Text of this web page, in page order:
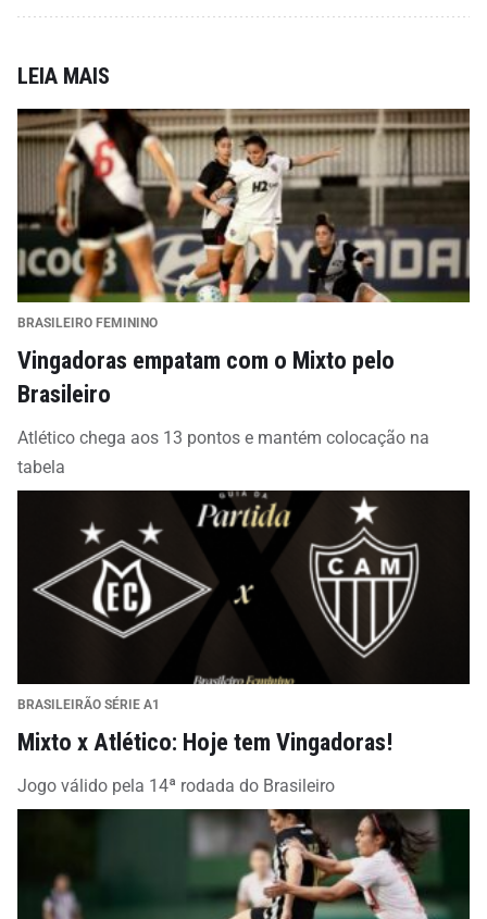
LEIA MAIS
BRASILEIRO FEMININO
Vingadoras empatam com o Mixto pelo
Brasileiro
Atlético chega aos 13 pontos e mantém colocação na
tabela
BRASILEIRÃO SÉRIE A1
Mixto x Atlético: Hoje tem Vingadoras!
Jogo válido pela 14ª rodada do Brasileiro